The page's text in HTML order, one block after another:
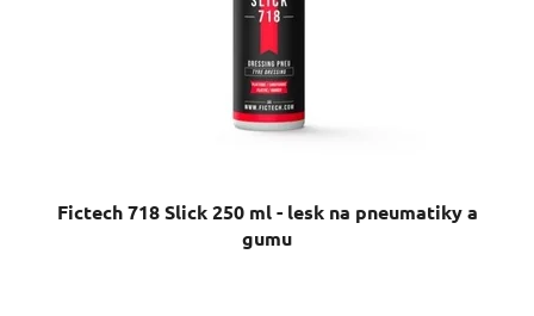
Fictech 718 Slick 250 ml - lesk na pneumatiky a
gumu